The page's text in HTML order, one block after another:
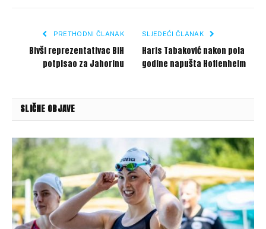
PRETHODNI ČLANAK
Bivši reprezentativac BiH
potpisao za Jahorinu
SLJEDEĆI ČLANAK
Haris Tabaković nakon pola
godine napušta Hoffenheim
SLIČNE OBJAVE